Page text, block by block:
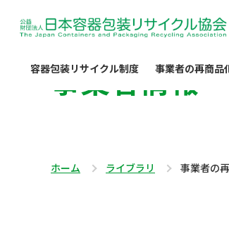
容器包装リサイクル制度 事業者の再商品
事業者情報
ホーム ライブラリ 事業者の